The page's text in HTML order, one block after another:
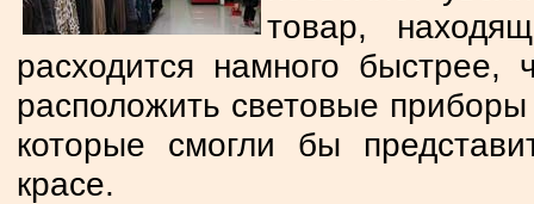
товар,
расходится намного
расположить световые приборы
которые смогли бы
красе.